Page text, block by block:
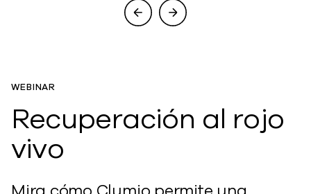
WEBINAR
Recuperación al rojo
vivo